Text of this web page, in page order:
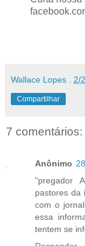
Wallace Lopes . 2/
Compartilhar
7 comentários:
Anônimo
"pregador
pastores da
com o
essa
tentem se